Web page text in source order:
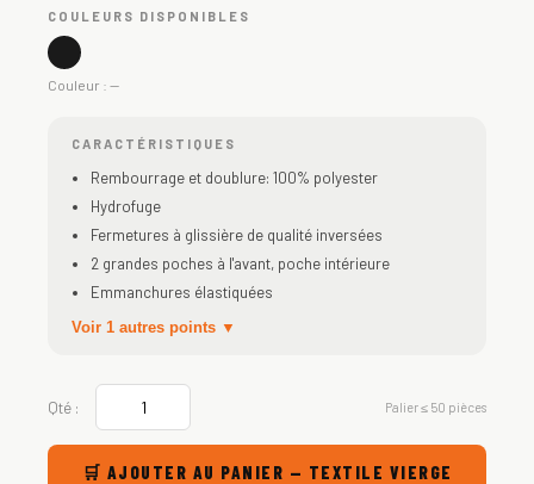
COULEURS DISPONIBLES
Couleur : —
CARACTÉRISTIQUES
Rembourrage et doublure: 100% polyester
Hydrofuge
Fermetures à glissière de qualité inversées
2 grandes poches à l'avant, poche intérieure
Emmanchures élastiquées
Voir 1 autres points ▼
Qté : Palier ≤ 50 pièces
🛒 AJOUTER AU PANIER — TEXTILE VIERGE